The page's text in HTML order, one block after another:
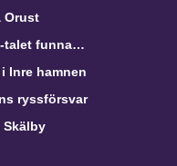
Orust
talet funna…
Inre hamnen
ryssförsvar